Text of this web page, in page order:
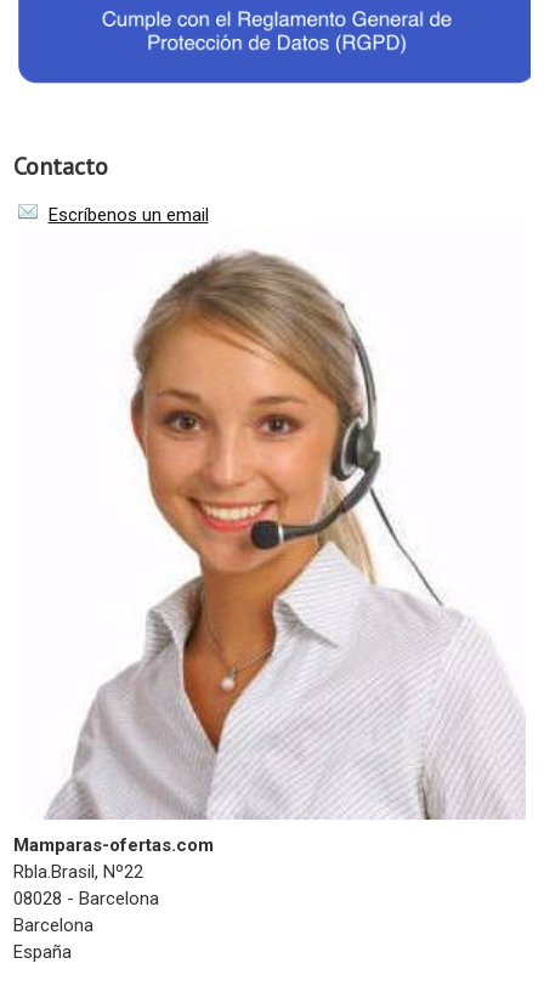
Contacto
Escríbenos un email
Mamparas-ofertas.com
Rbla.Brasil, Nº22
08028 - Barcelona
Barcelona
España